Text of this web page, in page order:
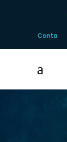
Conta